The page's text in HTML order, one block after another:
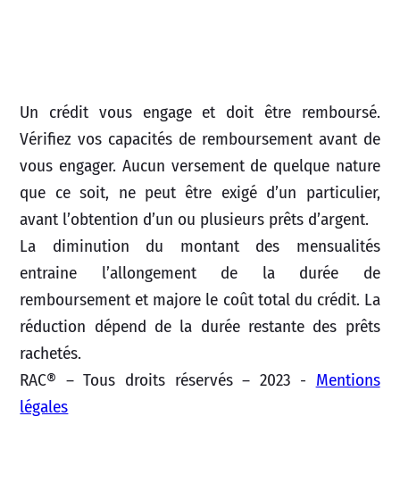
Un crédit vous engage et doit être remboursé.
Vérifiez vos capacités de remboursement avant de
vous engager. Aucun versement de quelque nature
que ce soit, ne peut être exigé d’un particulier,
avant l’obtention d’un ou plusieurs prêts d’argent.
La diminution du montant des mensualités
entraine l’allongement de la durée de
remboursement et majore le coût total du crédit. La
réduction dépend de la durée restante des prêts
rachetés.
RAC® – Tous droits réservés – 2023 - Mentions
légales